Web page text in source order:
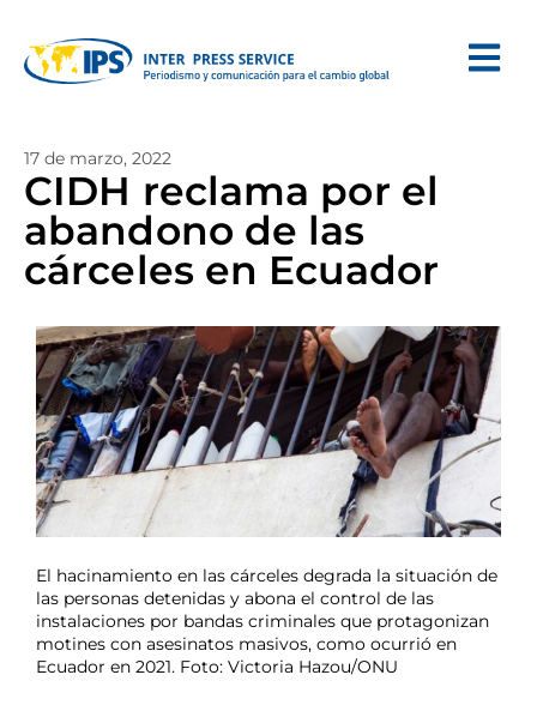
17 de marzo, 2022
CIDH reclama por el
abandono de las
cárceles en Ecuador
El hacinamiento en las cárceles degrada la situación de
las personas detenidas y abona el control de las
instalaciones por bandas criminales que protagonizan
motines con asesinatos masivos, como ocurrió en
Ecuador en 2021. Foto: Victoria Hazou/ONU